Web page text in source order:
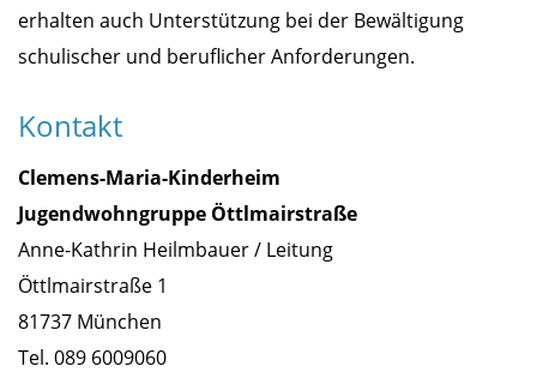
erhalten auch Unterstützung bei der Bewältigung
schulischer und beruflicher Anforderungen.
Kontakt
Clemens-Maria-Kinderheim
Jugendwohngruppe Öttlmairstraße
Anne-Kathrin Heilmbauer / Leitung
Öttlmairstraße 1
81737 München
Tel. 089 6009060